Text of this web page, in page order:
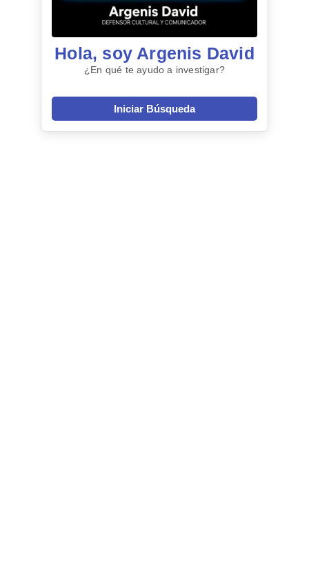
Hola, soy Argenis David
¿En qué te ayudo a investigar?
Iniciar Búsqueda